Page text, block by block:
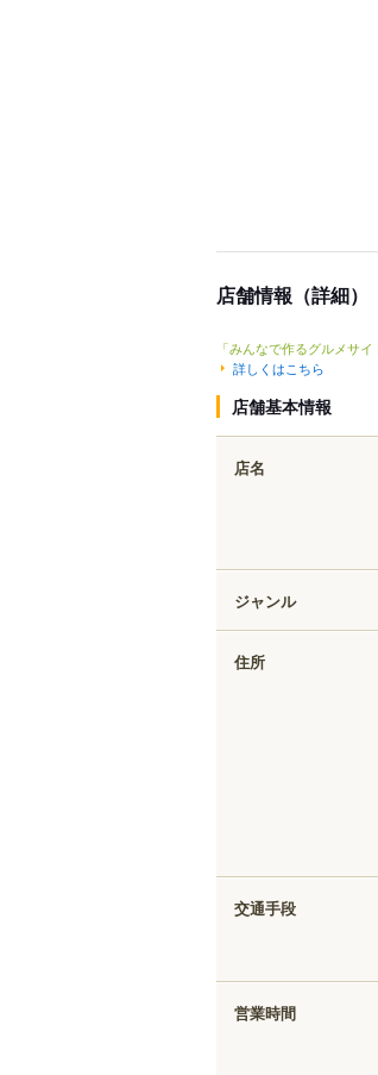
店舗情報（詳細）
「みんなで作るグルメサ
詳しくはこちら
店舗基本情報
店名
ジャンル
住所
交通手段
営業時間